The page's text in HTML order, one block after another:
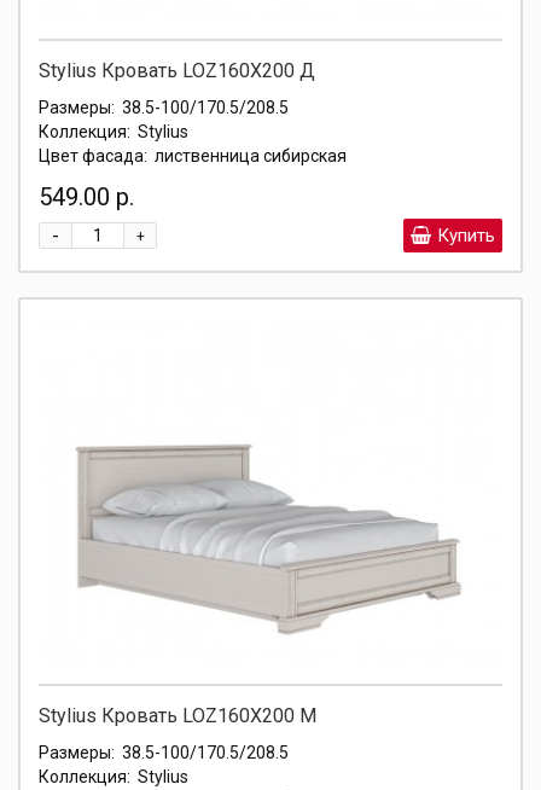
Stylius Кровать LOZ160X200 Д
Размеры: 38.5-100/170.5/208.5
Коллекция: Stylius
Цвет фасада: лиственница сибирская
549.00 р.
+
- Купить
Stylius Кровать LOZ160X200 М
Размеры: 38.5-100/170.5/208.5
Коллекция: Stylius